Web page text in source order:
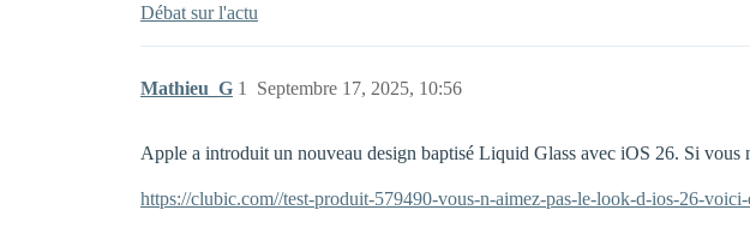
Débat sur l'actu
Mathieu_G Septembre 17, 2025, 10:56
1
Apple a introduit un nouveau design baptisé Liquid Glass avec iOS 26. Si vous
https://clubic.com//test-produit-579490-vous-n-aimez-pas-le-look-d-ios-26-